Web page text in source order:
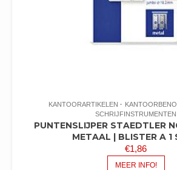
KANTOORARTIKELEN
SCHRIJFINSTRUMENTEN
PUNTENSLIJPER STAEDTLER
METAAL | BLISTER A 1
€1,86
MEER INFO!